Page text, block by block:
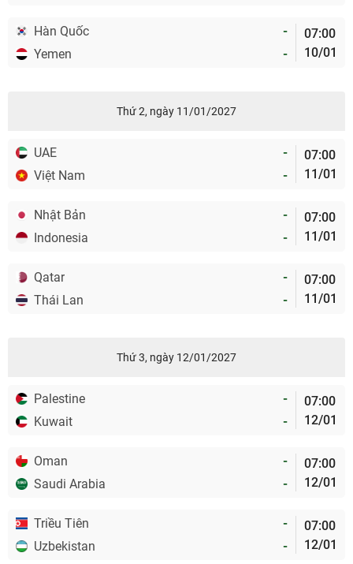
Hàn Quốc
-
Yemen
-
07:00
10/01
Thứ 2, ngày 11/01/2027
UAE
-
Việt Nam
-
07:00
11/01
Nhật Bản
-
Indonesia
-
07:00
11/01
Qatar
-
Thái Lan
-
07:00
11/01
Thứ 3, ngày 12/01/2027
Palestine
-
Kuwait
-
07:00
12/01
Oman
-
Saudi Arabia
-
07:00
12/01
Triều Tiên
-
Uzbekistan
-
07:00
12/01